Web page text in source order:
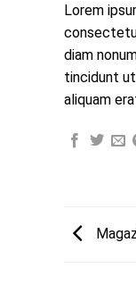
Lorem
diam
tincidunt
aliquam